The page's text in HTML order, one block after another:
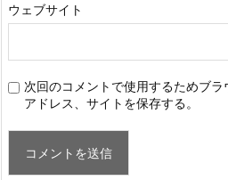
ウェブサイト
次回のコメントで使用するためブ
アドレス、サイトを保存する。